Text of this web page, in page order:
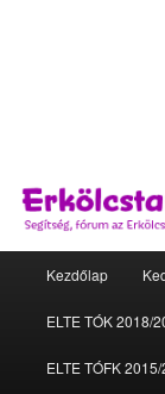
Tovább az
Tovább a
Kezdőlap
ELTE TÓK 2018/
ELTE TÓFK